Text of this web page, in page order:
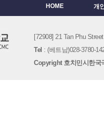
HOME 개
[72908] 21 Tan Phu
Tel : (베트남)028-3780-
Copyright 호치민시한국